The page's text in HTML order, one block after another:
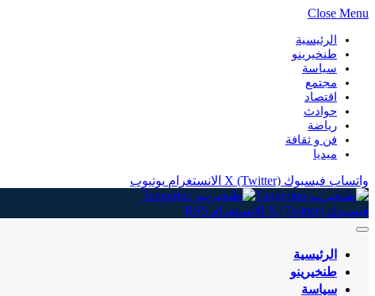
Close Menu
الرئيسية
طنخيرينو
سياسة
مجتمع
اقتصاد
حوادث
رياضة
فن و ثقافة
ميديا
واتساب فيسبوك X (Twitter) الانستغرام يوتيوب
فيسبوك X (Twitter) الانستغرام RSS
الرئيسية
طنخيرينو
سياسة